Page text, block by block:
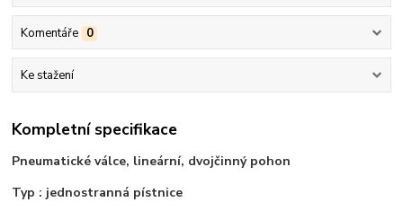
Komentáře 0
Ke stažení
Kompletní specifikace
Pneumatické válce, lineární, dvojčinný pohon
Typ : jednostranná pístnice